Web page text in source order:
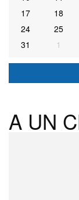
17
18
24
25
31
1
A UN